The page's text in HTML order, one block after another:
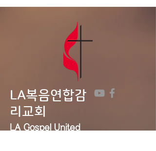
LA복음연합감
리교회
LA Gospel United